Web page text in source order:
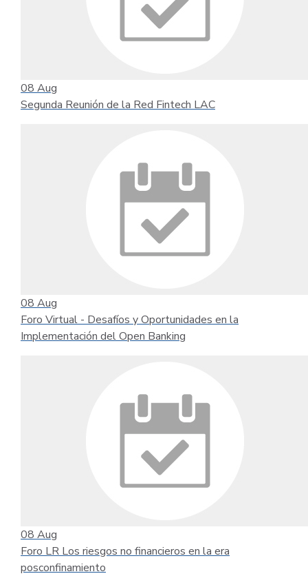
08 Aug
Segunda Reunión de la Red Fintech LAC
08 Aug
Foro Virtual - Desafíos y Oportunidades en la
Implementación del Open Banking
08 Aug
Foro LR Los riesgos no financieros en la era
posconfinamiento